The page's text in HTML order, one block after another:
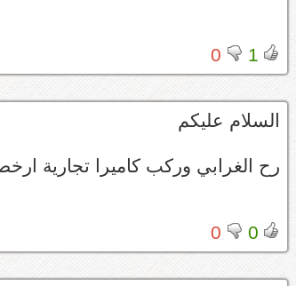
1
0
السلام عليكم
رح الغرابي وركب كاميرا تجارية
0
0